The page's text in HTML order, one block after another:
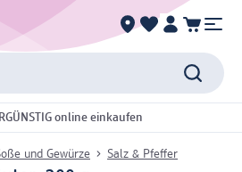
online einkaufen
und Gewürze Salz & Pfeffer